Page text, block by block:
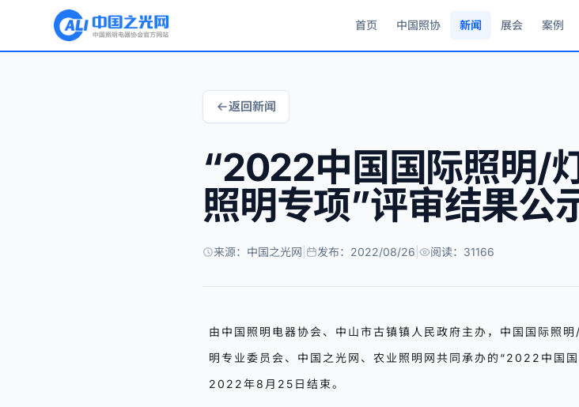
首页 中国照协 新闻 展会 案例
返回新闻
“2022中国国际照明/
照明专项”评审结果公
来源：中国之光网 发布：2022/08/26 阅读：31166
由中国照明电器协会、中山市古镇镇人民政府主办，中国国际照
明专业委员会、中国之光网、农业照明网共同承办的“2022中国
2022年8月25日结束。